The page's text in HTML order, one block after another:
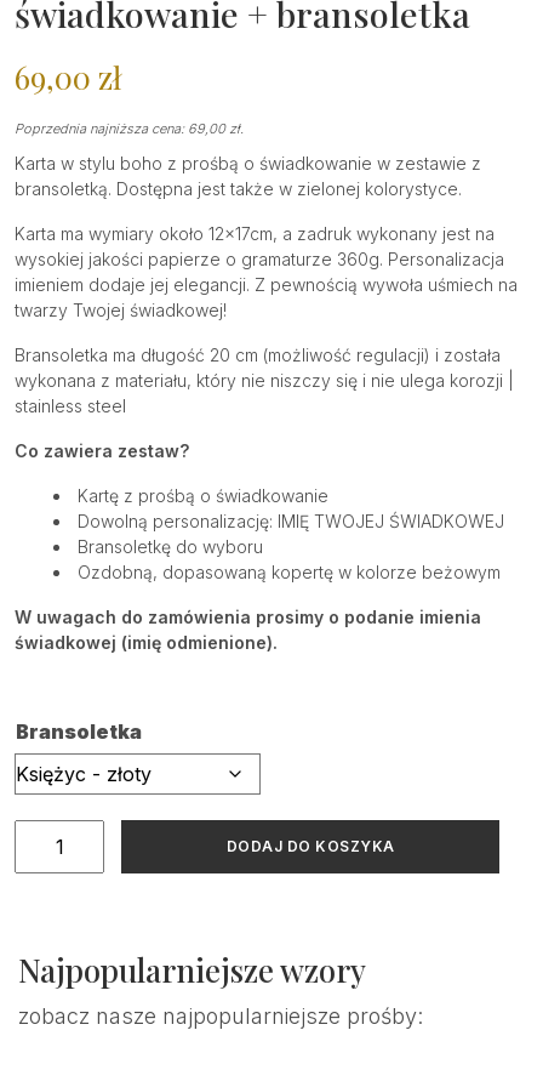
świadkowanie + bransoletka
69,00 zł
Poprzednia najniższa cena: 69,00 zł.
Karta w stylu boho z prośbą o świadkowanie w zestawie z
bransoletką. Dostępna jest także w zielonej kolorystyce.
Karta ma wymiary około 12x17cm, a zadruk wykonany jest na
wysokiej jakości papierze o gramaturze 360g. Personalizacja
imieniem dodaje jej elegancji. Z pewnością wywoła uśmiech na
twarzy Twojej świadkowej!
Bransoletka ma długość 20 cm (możliwość regulacji) i została
wykonana z materiału, który nie niszczy się i nie ulega korozji |
stainless steel
Co zawiera zestaw?
Kartę z prośbą o świadkowanie
Dowolną personalizację: IMIĘ TWOJEJ ŚWIADKOWEJ
Bransoletkę do wyboru
Ozdobną, dopasowaną kopertę w kolorze beżowym
W uwagach do zamówienia prosimy o podanie imienia
świadkowej (imię odmienione).
Bransoletka
prośbą
o
świadkowanie
DODAJ DO KOSZYKA
Najpopularniejsze wzory
zobacz nasze najpopularniejsze prośby: